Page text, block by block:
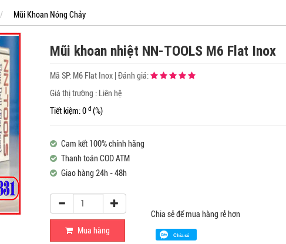
Mũi Khoan Nóng Chảy
Mũi khoan nhiệt NN-TOOLS M6 Flat Inox
Mã SP: M6 Flat Inox Đánh giá:
Giá thị trường : Liên hệ
Tiết kiệm: 0 đ(%)
Cam kết 100% chính hãng
Thanh toán COD ATM
Giao hàng 24h - 48h
Mua hàng
Chia sẻ để mua hàng rẻ hơn
Chia sẻ